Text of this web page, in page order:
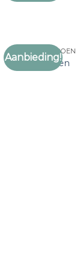
Aanbieding!
SJAAL OLIJFGROEN
sjaal olijfgroen